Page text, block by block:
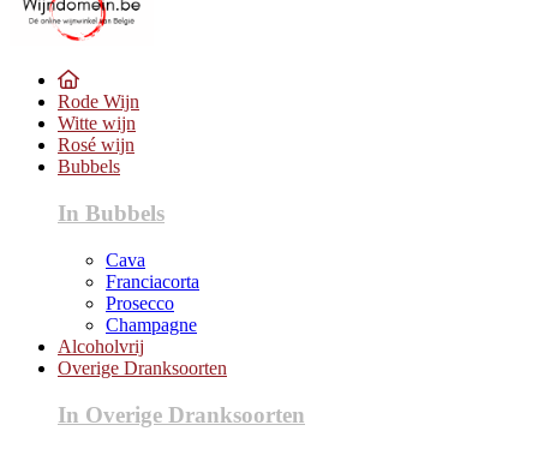
Rode Wijn
Witte wijn
Rosé wijn
Bubbels
In Bubbels
Cava
Franciacorta
Prosecco
Champagne
Alcoholvrij
Overige Dranksoorten
In Overige Dranksoorten